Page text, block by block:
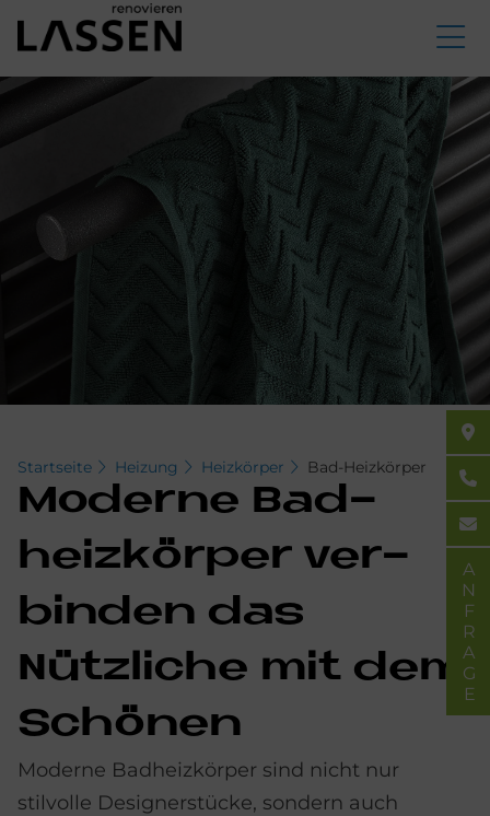
zum
Startseite Heizung Heizkörper Bad-Heizkörper
Mo­der­ne Bad­
heiz­kör­per ver­
bin­den das
Nütz­li­che mit dem
Schö­nen
Moderne Badheizkörper sind nicht nur
stilvolle Designerstücke, sondern auch
ANFRAGE